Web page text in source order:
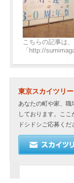
こちらの記事は
「http://
東京スカイツリ
あなたの町や家、職
しております。こ
ドシドシご応募くだ